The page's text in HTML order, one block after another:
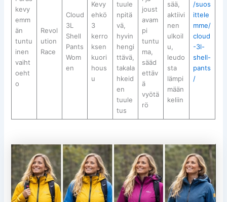
kevy
emm
än
tuntu
inen
vaiht
oeht
o
Revol
ution
Race
Cloud
3L
Shell
Pants
Wom
en
Kevy
ehkö
3
kerro
ksen
kuori
hous
u
tuule
npitä
vä,
hyvin
hengi
ttävä,
takala
hkeid
en
tuule
tus
joust
avam
pi
tuntu
ma,
sääd
ettäv
ä
vyötä
rö
sää,
aktiivi
nen
ulkoil
u,
leudo
sta
lämpi
mään
keliin
/suos
ittele
mme/
cloud
-3l-
shell-
pants
/